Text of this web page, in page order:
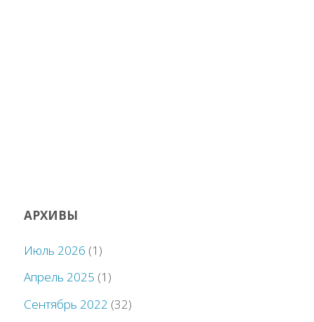
АРХИВЫ
Июль 2026 (1)
Апрель 2025 (1)
Сентябрь 2022 (32)